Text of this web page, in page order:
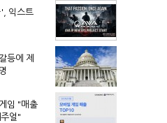
', 익스트
등에 제
임 "매출
얼"